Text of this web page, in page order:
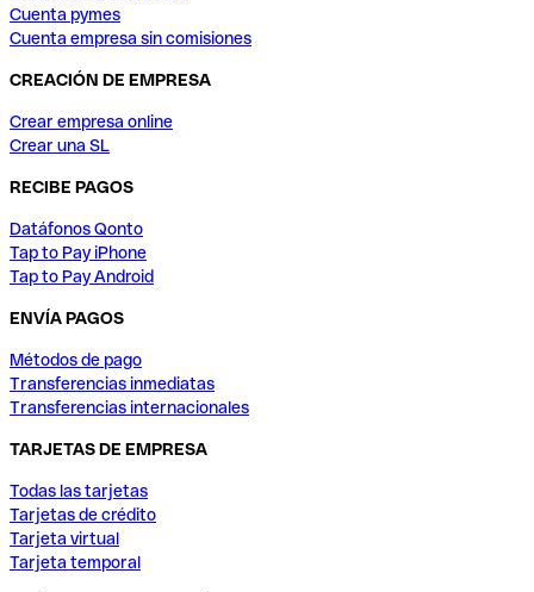
Cuenta pymes
Cuenta empresa sin comisiones
CREACIÓN DE EMPRESA
Crear empresa online
Crear una SL
RECIBE PAGOS
Datáfonos Qonto
Tap to Pay iPhone
Tap to Pay Android
ENVÍA PAGOS
Métodos de pago
Transferencias inmediatas
Transferencias internacionales
TARJETAS DE EMPRESA
Todas las tarjetas
Tarjetas de crédito
Tarjeta virtual
Tarjeta temporal